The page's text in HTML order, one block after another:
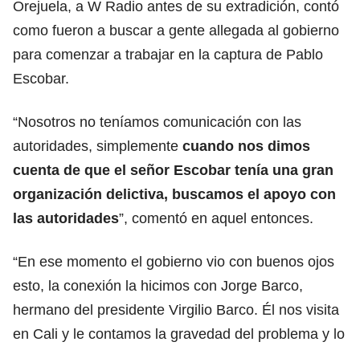
Orejuela, a W Radio antes de su extradición, contó
como fueron a buscar a gente allegada al gobierno
para comenzar a trabajar en la captura de Pablo
Escobar.
“Nosotros no teníamos comunicación con las
autoridades, simplemente cuando nos dimos
cuenta de que el señor Escobar tenía una gran
organización delictiva, buscamos el apoyo con
las autoridades”, comentó en aquel entonces.
“En ese momento el gobierno vio con buenos ojos
esto, la conexión la hicimos con Jorge Barco,
hermano del presidente Virgilio Barco. Él nos visita
en Cali y le contamos la gravedad del problema y lo